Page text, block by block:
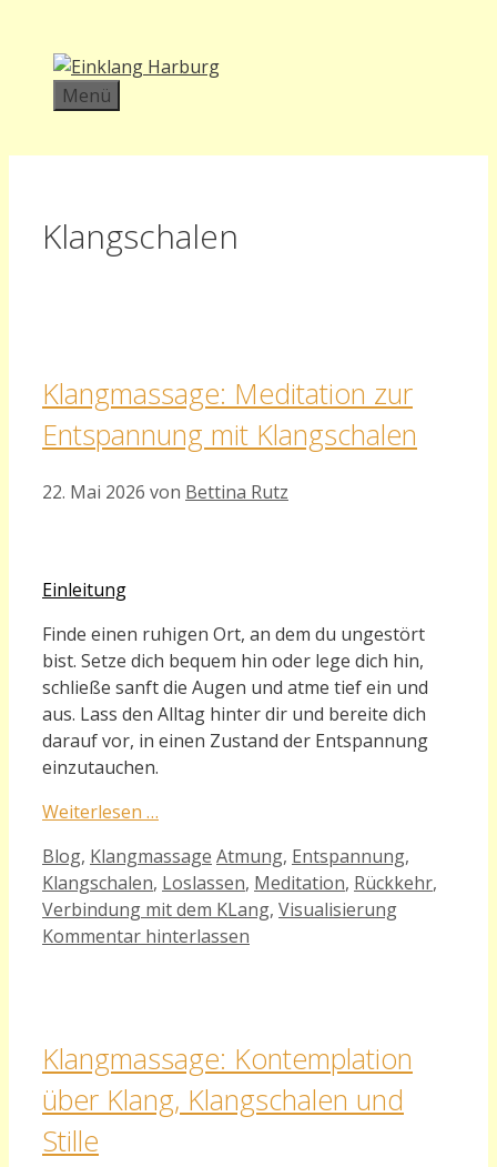
Inhalt
springen
Menü
Klangschalen
Klangmassage: Meditation zur
Entspannung mit Klangschalen
22. Mai 2026 von Bettina Rutz
Einleitung
Finde einen ruhigen Ort, an dem du ungestört
bist. Setze dich bequem hin oder lege dich hin,
schließe sanft die Augen und atme tief ein und
aus. Lass den Alltag hinter dir und bereite dich
darauf vor, in einen Zustand der Entspannung
einzutauchen.
Weiterlesen …
Kategorien
Blog, Klangmassage Schlagwörter
Atmung, Entspannung,
Klangschalen, Loslassen, Meditation, Rückkehr,
Verbindung mit dem KLang, Visualisierung
Kommentar hinterlassen
Klangmassage: Kontemplation
über Klang, Klangschalen und
Stille